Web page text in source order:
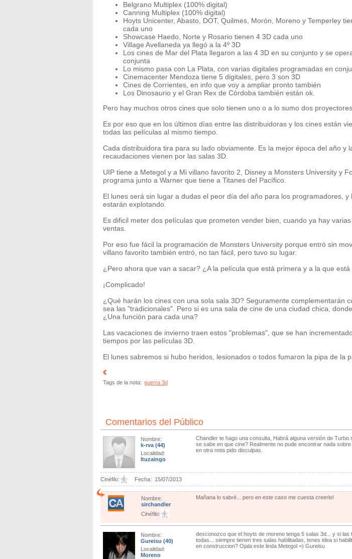
Belgrano Multiplex (100% digital)
Canning Multiplex (100% digital)
Hoyts Unicenter, Abasto, DOT, Quilmes, Morón, Moreno y Temperley
cada uno
Showcase Haedo, Norte y Rosario tienen 4 3D cada uno
Village Avellaneda ya llegó a la 4º 3D
Los cines de Mar del Plata llegaron a las 4 3D en su conjunto y se
conjunta
Lo mismo pasa con La Plata, con varias digitales programadas en
Cinemacenter Mendoza tiene 5 digitales, pero 3 son 3D
Cines de Corrientes, en info que voy a ampliar pronto también
Los Dinosaurio y el Gran Rex de Córdoba también están ok.
Pero hay muchos otros cines que solo tienen uno o a lo sumo dos
Es por eso que en los últimos días entre las distribuidoras y los cines están
todas las películas al mismo tiempo.
Cada distribuidora tira para su lado obviamente. Es la mejor época del año y
recaudaciones vienen por las salas 3D.
UIP tiene a Metegol y a Mi villano favorito 2, Disney a Monsters University y
programa junto a Warner que tiene a Titanes del Pacífico.
El lunes será sin lugar a dudas el peor día del año para los programadores, y
estarán explotando.
Es dificil meter dos películas que prometen vender bien, cuando ya hay
ventas.
Por eso fue fácil la programación de Monsters University porque entró sin
villano favorito también entró, no tan fácil, pero tuvo su lugar.
¿Pero ahora que van a sacar? ¿A la película que está primera y a la que está
¡Complicado!
¿Qué harán los cines con una sola sala 3D? Seguramente complementarán
sea las "tradicionales". Pero si es una sala de cine de una ciudad chica,
¿Una función para cada una?
Las vacaciones de invierno traen estos "problemas", que se han
tiempos por las películas 3D.
El lunes sabremos si hubo heridos, lesionados o todos fumaron la pipa de la
Tags de la nota: guerra 3d
Comentarios del Público
Nombre:
k-rva (44)
Localidad:
Ituzaingo
Chandler te hago una consulta, Habrá alguna versión de Turbo
se sabe en que cine? Realmente no pude encontrar nada
en otra nota pido disculpas.
Cinéfilo: Fecha: 15/07/2013
Nombre:
sirchandler
Cinéfilo:
Mañana lo sabré... pero en este caso me cuesta creerlo!
Nombre:
Gureisu (40)
Localidad:
Moreno
desconozco que el hoyts de moreno tenga 5 salas 3d... y si las
todas... siempre tienen tres salas habilitadas, tenes idea si
en construccion? Ojala este linda Metegol =) Gureisu